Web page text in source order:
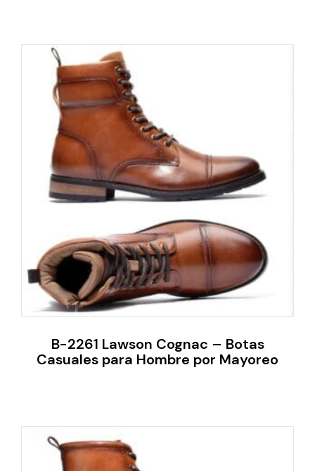
B-2261 Lawson Cognac – Botas
Casuales para Hombre por Mayoreo